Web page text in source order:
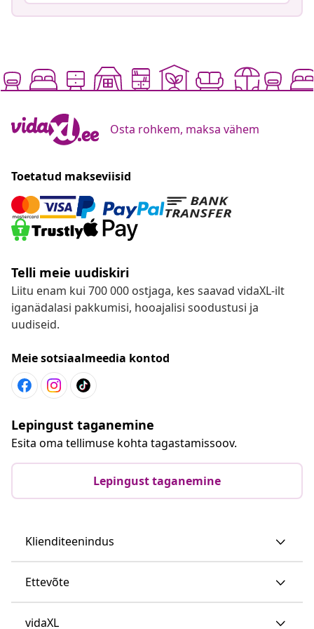
Osta rohkem, maksa vähem
Toetatud makseviisid
Telli meie uudiskiri
Liitu enam kui 700 000 ostjaga, kes saavad vidaXL-ilt
iganädalasi pakkumisi, hooajalisi soodustusi ja
uudiseid.
Meie sotsiaalmeedia kontod
Lepingust taganemine
Esita oma tellimuse kohta tagastamissoov.
Lepingust taganemine
Klienditeenindus
Ettevõte
vidaXL